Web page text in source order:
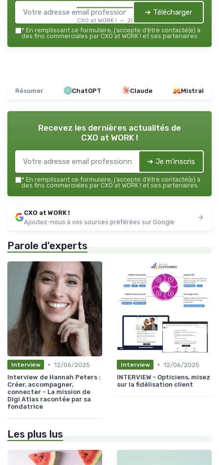
CXO at WORK ! — 2026
➔ Télécharger
* En remplissant ce formulaire, j’accepte d’être contacté(e) à
des fins commerciales par CXO at WORK ! et ses partenaires.
Résumer ChatGPT Claude Mistral
Recevez les dernières actualités de
CXO at WORK !
➔ Je m'inscris
* En remplissant ce formulaire, j’accepte d’être contacté(e) à
des fins commerciales par CXO at WORK ! et ses partenaires.
CXO at WORK !
Ajoutez-nous à vos sources préférées sur Google
Parole d'experts
Interview • 12/06/2025
Interview de Hannah Peters :
Créer, accompagner,
connecter - La mission de
Digi Atlas racontée par sa
fondatrice
Interview • 12/06/2025
INTERVIEW - Opticiens, misez
sur la fidélisation client
Les plus lus